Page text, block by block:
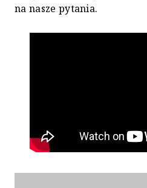
na nasze pytania.